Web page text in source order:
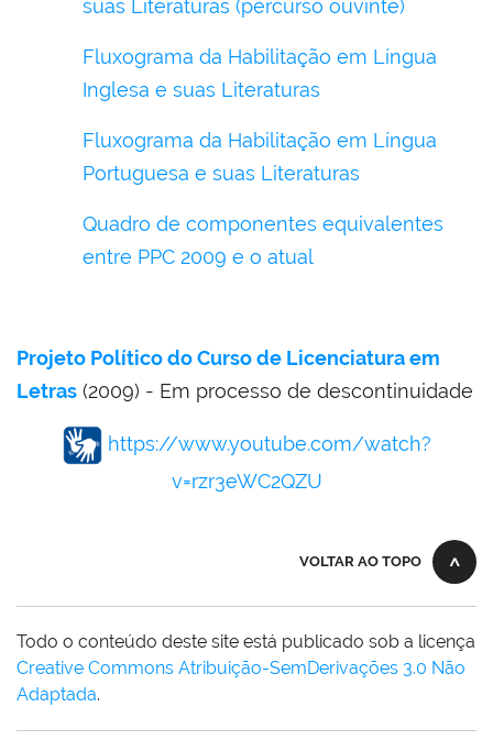
suas Literaturas (percurso ouvinte)
Fluxograma da Habilitação em Língua
Inglesa e suas Literaturas
Fluxograma da Habilitação em Língua
Portuguesa e suas Literaturas
Quadro de componentes equivalentes
entre PPC 2009 e o atual
Projeto Político do Curso de Licenciatura em
Letras (2009) - Em processo de descontinuidade
https://www.youtube.com/watch?
v=rzr3eWC2QZU
VOLTAR AO TOPO
Todo o conteúdo deste site está publicado sob a licença
Creative Commons Atribuição-SemDerivações 3.0 Não
Adaptada.